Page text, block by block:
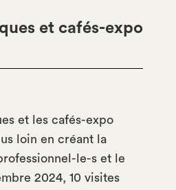
et cafés-expo
et les cafés-expo
loin en créant la
le-s et le
2024, 10 visites